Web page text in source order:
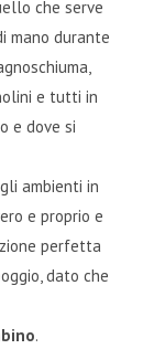
che serve
mano durante
e tutti in
e dove si
ambienti in
e proprio e
perfetta
dato che
.